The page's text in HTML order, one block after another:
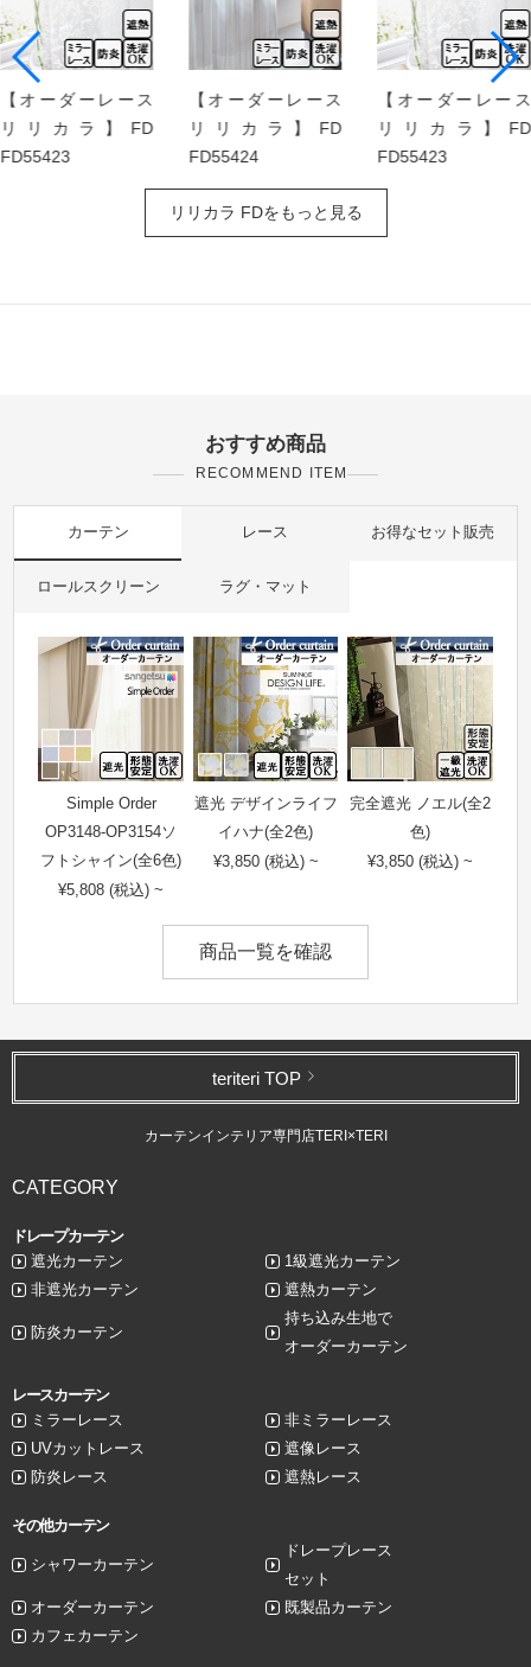
【オーダーレース
リリカラ】FD
FD55423
【オーダーレース
リリカラ】FD
FD55424
【オーダーレース
リリカラ】FD
FD55423
リリカラ FDをもっと見る
おすすめ商品
RECOMMEND ITEM
カーテン レース お得なセット販売
ロールスクリーン ラグ・マット
Simple Order
OP3148-OP3154ソ
フトシャイン(全6色)
¥5,808 (税込) ~
遮光 デザインライフ
イハナ(全2色)
¥3,850 (税込) ~
完全遮光 ノエル(全2
色)
¥3,850 (税込) ~
商品一覧を確認
teriteri TOP
カーテンインテリア専門店TERI×TERI
CATEGORY
ドレープカーテン
遮光カーテン
1級遮光カーテン
非遮光カーテン
遮熱カーテン
防炎カーテン
持ち込み生地で
オーダーカーテン
レースカーテン
ミラーレース
非ミラーレース
UVカットレース
遮像レース
防炎レース
遮熱レース
その他カーテン
シャワーカーテン
ドレープレース
セット
オーダーカーテン
既製品カーテン
カフェカーテン